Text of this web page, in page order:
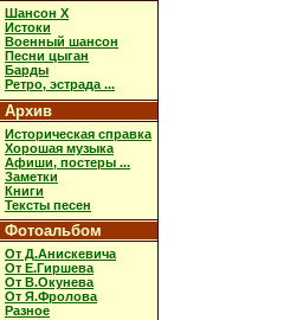
Шансон X
Истоки
Военный шансон
Песни цыган
Барды
Ретро, эстрада ...
Архив
Историческая справка
Хорошая музыка
Афиши, постеры ...
Заметки
Книги
Тексты песен
Фотоальбом
От Д.Анискевича
От Е.Гиршева
От В.Окунева
От Я.Фролова
Разное